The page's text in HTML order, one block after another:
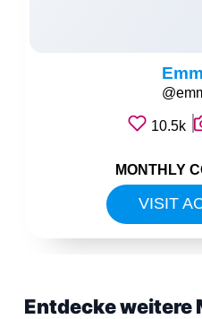
10.5k
VISIT
MONTHLY
Entdecke weitere